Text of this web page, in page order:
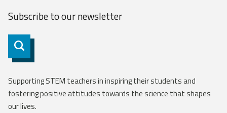
Subscribe to ournewsletter
Subscribe
Supporting STEM teachers in inspiring their students and
fostering positive attitudes towards the science that shapes
our lives.